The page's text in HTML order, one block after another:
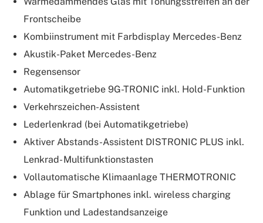
Frontscheibe
Kombiinstrument mit Farbdisplay Mercedes-Benz
Akustik-Paket Mercedes-Benz
Regensensor
Automatikgetriebe 9G-TRONIC inkl. Hold-Funktion
Verkehrszeichen-Assistent
Lederlenkrad (bei Automatikgetriebe)
Aktiver Abstands-Assistent DISTRONIC PLUS inkl.
Lenkrad- Multifunktionstasten
Vollautomatische Klimaanlage THERMOTRONIC
Ablage für Smartphones inkl. wireless charging
Funktion und Ladestandsanzeige